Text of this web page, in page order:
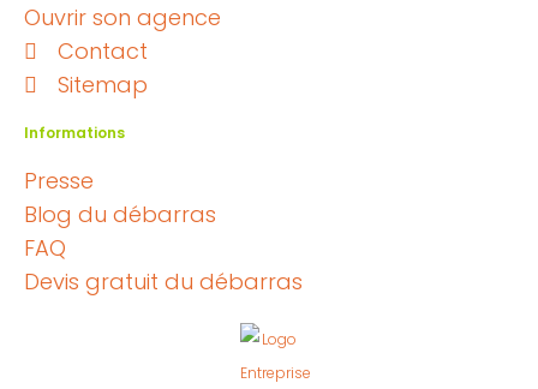
Ouvrir son agence
Contact
Sitemap
Informations
Presse
Blog du débarras
FAQ
Devis gratuit du débarras